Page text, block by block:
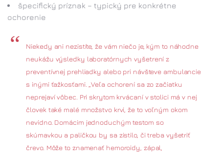
špecifický príznak – typický pre konkrétne
ochorenie
Niekedy ani nezistíte, že vám niečo je, kým to náhodne
neukážu výsledky laboratórnych vyšetrení z
preventívnej prehliadky alebo pri návšteve ambulancie
s inými ťažkosťami. „Veľa ochorení sa zo začiatku
neprejaví vôbec. Pri skrytom krvácaní v stolici má v nej
človek také malé množstvo krvi, že to voľným okom
nevidno. Domácim jednoduchým testom so
skúmavkou a paličkou by sa zistilo, či treba vyšetriť
črevo. Môže to znamenať hemoroidy, zápal,